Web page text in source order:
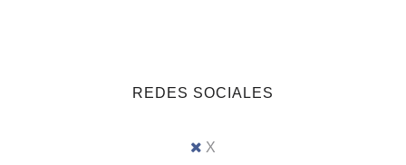
REDES SOCIALES
X